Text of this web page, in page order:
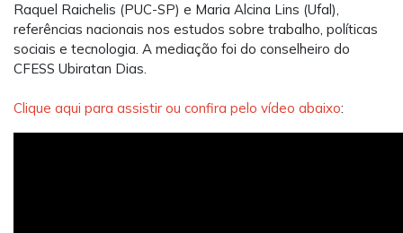
Raquel Raichelis (PUC-SP) e Maria Alcina Lins (Ufal ),
referências nacionais nos estudos sobre trabalho, políticas
sociais e tecnologia. A mediação foi do conselheiro do
CFESS Ubiratan Dias.
Clique aqui para assistir ou confira pelo vídeo abaixo: